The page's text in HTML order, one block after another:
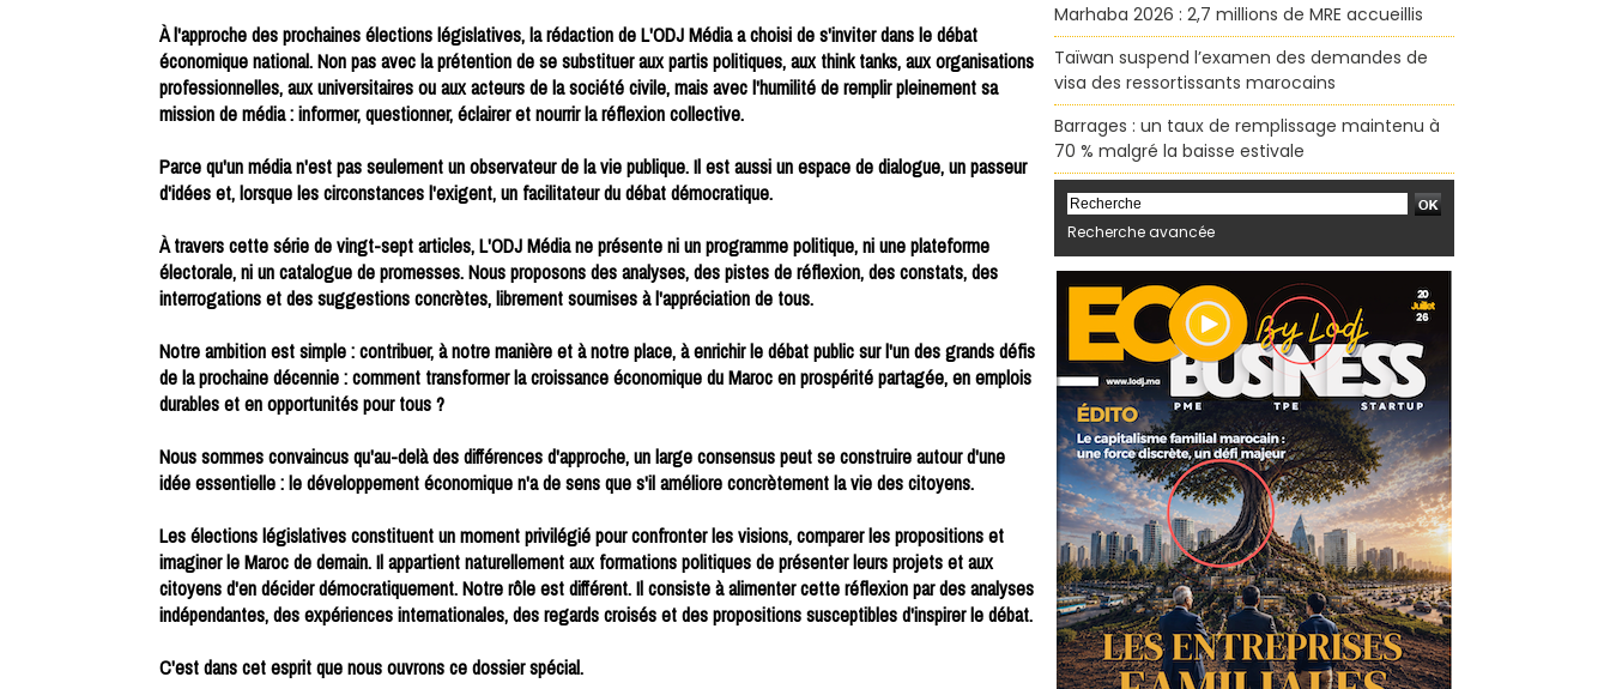
À l'approche des prochaines élections législatives, la rédaction de L'ODJ Média a choisi de s'inviter dans le débat
économique national. Non pas avec la prétention de se substituer aux partis politiques, aux think tanks, aux organisations
professionnelles, aux universitaires ou aux acteurs de la société civile, mais avec l'humilité de remplir pleinement sa
mission de média : informer, questionner, éclairer et nourrir la réflexion collective.
Parce qu'un média n'est pas seulement un observateur de la vie publique. Il est aussi un espace de dialogue, un passeur
d'idées et, lorsque les circonstances l'exigent, un facilitateur du débat démocratique.
À travers cette série de vingt-sept articles, L'ODJ Média ne présente ni un programme politique, ni une plateforme
électorale, ni un catalogue de promesses. Nous proposons des analyses, des pistes de réflexion, des constats, des
interrogations et des suggestions concrètes, librement soumises à l'appréciation de tous.
Notre ambition est simple : contribuer, à notre manière et à notre place, à enrichir le débat public sur l'un des grands défis
de la prochaine décennie : comment transformer la croissance économique du Maroc en prospérité partagée, en emplois
durables et en opportunités pour tous ?
Nous sommes convaincus qu'au-delà des différences d'approche, un large consensus peut se construire autour d'une
idée essentielle : le développement économique n'a de sens que s'il améliore concrètement la vie des citoyens.
Les élections législatives constituent un moment privilégié pour confronter les visions, comparer les propositions et
imaginer le Maroc de demain. Il appartient naturellement aux formations politiques de présenter leurs projets et aux
citoyens d'en décider démocratiquement. Notre rôle est différent. Il consiste à alimenter cette réflexion par des analyses
indépendantes, des expériences internationales, des regards croisés et des propositions susceptibles d'inspirer le débat.
C'est dans cet esprit que nous ouvrons ce dossier spécial.
Marhaba 2026 : 2,7 millions de MRE accueillis
Taïwan suspend l’examen des demandes de
visa des ressortissants marocains
Barrages : un taux de remplissage maintenu à
70 % malgré la baisse estivale
Recherche avancée